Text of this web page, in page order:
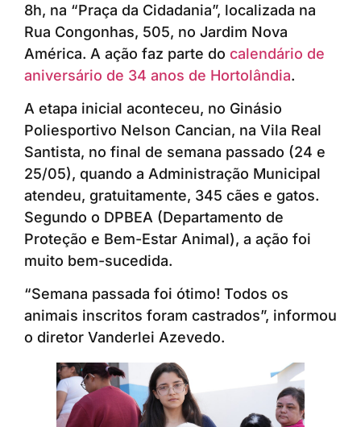
8h, na “Praça da Cidadania”, localizada na
Rua Congonhas, 505, no Jardim Nova
América. A ação faz parte do calendário de
aniversário de 34 anos de Hortolândia.
A etapa inicial aconteceu, no Ginásio
Poliesportivo Nelson Cancian, na Vila Real
Santista, no final de semana passado (24 e
25/05), quando a Administração Municipal
atendeu, gratuitamente, 345 cães e gatos.
Segundo o DPBEA (Departamento de
Proteção e Bem-Estar Animal), a ação foi
muito bem-sucedida.
“Semana passada foi ótimo! Todos os
animais inscritos foram castrados”, informou
o diretor Vanderlei Azevedo.